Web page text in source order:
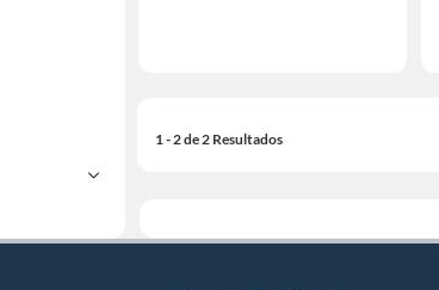
1 - 2 de 2 Resultados